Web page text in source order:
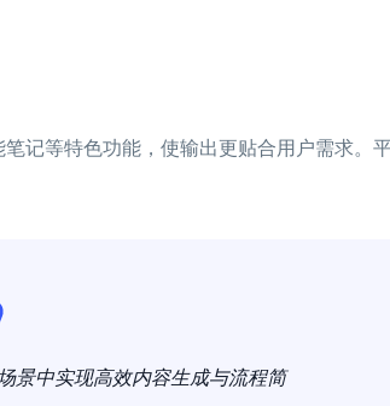
记等特色功能，使输出更贴合用户需求。
景中实现高效内容生成与流程简